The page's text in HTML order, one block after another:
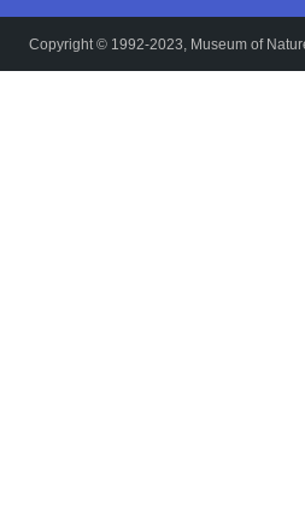
Copyright © 1992-2023, Museum of